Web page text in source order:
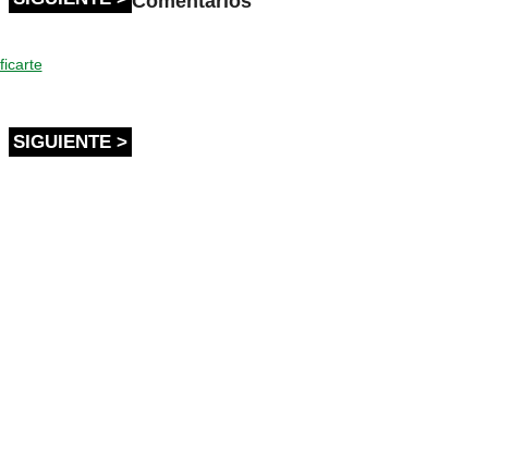
SIGUIENTE >